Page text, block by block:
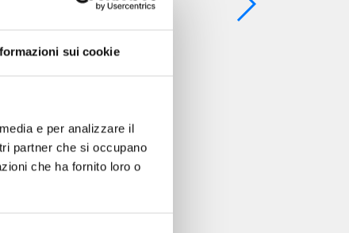
sui cookie
e per analizzare il
partner che si occupano
che ha fornito loro o